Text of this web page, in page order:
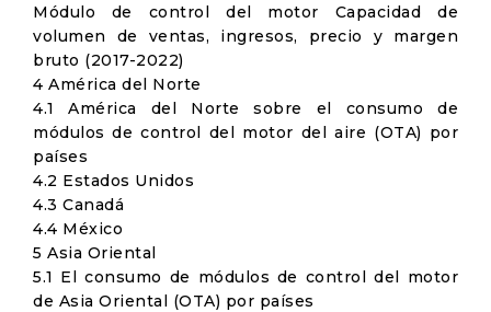
Módulo de control del motor Capacidad de
volumen de ventas, ingresos, precio y margen
bruto (2017-2022)
4 América del Norte
4.1 América del Norte sobre el consumo de
módulos de control del motor del aire (OTA) por
países
4.2 Estados Unidos
4.3 Canadá
4.4 México
5 Asia Oriental
5.1 El consumo de módulos de control del motor
de Asia Oriental (OTA) por países